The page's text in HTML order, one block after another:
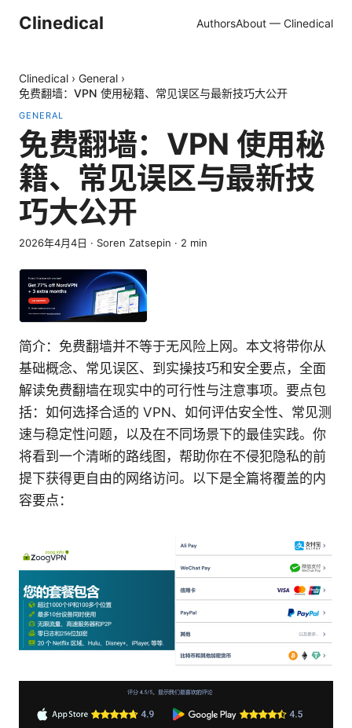
Clinedical AuthorsAbout — Clinedical
Clinedical › General ›
免费翻墙：VPN 使用秘籍、常见误区与最新技巧大公开
GENERAL
免费翻墙：VPN 使用秘
籍、常见误区与最新技
巧大公开
2026年4月4日 · Soren Zatsepin · 2 min
简介：免费翻墙并不等于无风险上网。本文将带你从
基础概念、常见误区、到实操技巧和安全要点，全面
解读免费翻墙在现实中的可行性与注意事项。要点包
括：如何选择合适的 VPN、如何评估安全性、常见测
速与稳定性问题，以及在不同场景下的最佳实践。你
将看到一个清晰的路线图，帮助你在不侵犯隐私的前
提下获得更自由的网络访问。以下是全篇将覆盖的内
容要点：